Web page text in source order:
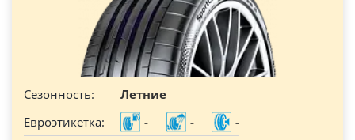
Сезонность:
Летние
Евроэтикетка:
- -
-